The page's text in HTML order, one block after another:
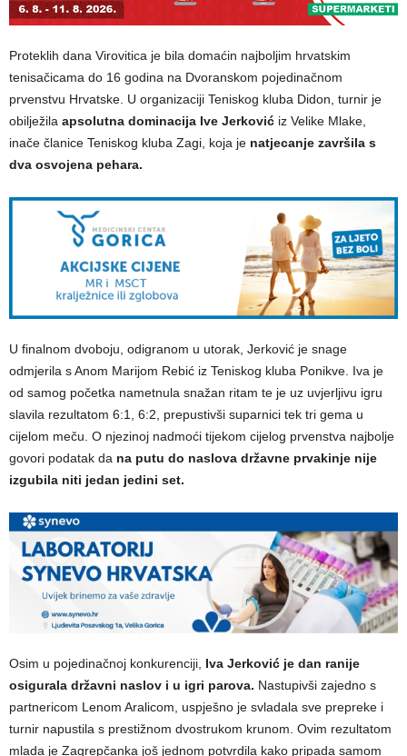
Proteklih dana Virovitica je bila domaćin najboljim hrvatskim
tenisačicama do 16 godina na Dvoranskom pojedinačnom
prvenstvu Hrvatske. U organizaciji Teniskog kluba Didon, turnir je
obilježila apsolutna dominacija Ive Jerković iz Velike Mlake,
inače članice Teniskog kluba Zagi, koja je natjecanje završila s
dva osvojena pehara.
U finalnom dvoboju, odigranom u utorak, Jerković je snage
odmjerila s Anom Marijom Rebić iz Teniskog kluba Ponikve. Iva je
od samog početka nametnula snažan ritam te je uz uvjerljivu igru
slavila rezultatom 6:1, 6:2, prepustivši suparnici tek tri gema u
cijelom meču. O njezinoj nadmoći tijekom cijelog prvenstva najbolje
govori podatak da na putu do naslova državne prvakinje nije
izgubila niti jedan jedini set.
Osim u pojedinačnoj konkurenciji, Iva Jerković je dan ranije
osigurala državni naslov i u igri parova. Nastupivši zajedno s
partnericom Lenom Aralicom, uspješno je svladala sve prepreke i
turnir napustila s prestižnom dvostrukom krunom. Ovim rezultatom
mlada je Zagrepčanka još jednom potvrdila kako pripada samom